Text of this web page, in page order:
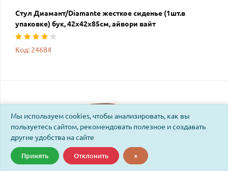
Стул Диамант/Diamante жесткое сиденье (1шт.в
упаковке) бук, 42х42х85см, айвори вайт
Код: 24684
Мы используем cookies, чтобы анализировать, как вы
пользуетесь сайтом, рекомендовать полезное и создавать
другие удобства на сайте
Принять Отклонить ×